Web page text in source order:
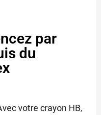
par
du
votre crayon HB,